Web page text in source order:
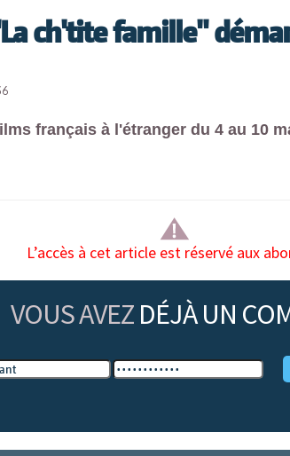
ch'tite famille"
français à l'étranger du 4 au 10
L’accès à cet article est réservé aux
VOUS AVEZ DÉJÀ UN